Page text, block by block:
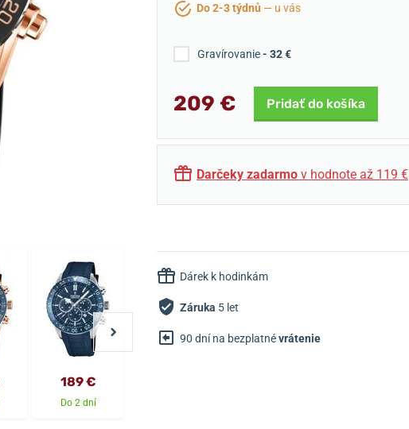
Do 2-3 týdnů — u vás
Gravírovanie- 32 €
209 € Pridať do košíka
Darčeky zadarmo v hodnote až 119 €
Dárek k hodinkám
Záruka 5 let
90 dní na bezplatnévrátenie
189 €
Do 2 dní